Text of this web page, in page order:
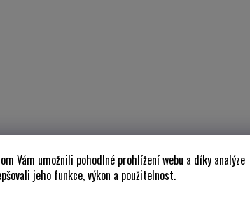
Vám umožnili pohodlné prohlížení webu a díky analýze
jeho funkce, výkon a použitelnost.